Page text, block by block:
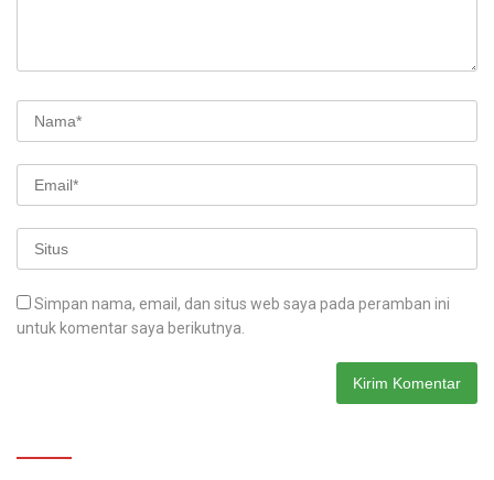
Simpan nama, email, dan situs web saya pada peramban ini
untuk komentar saya berikutnya.